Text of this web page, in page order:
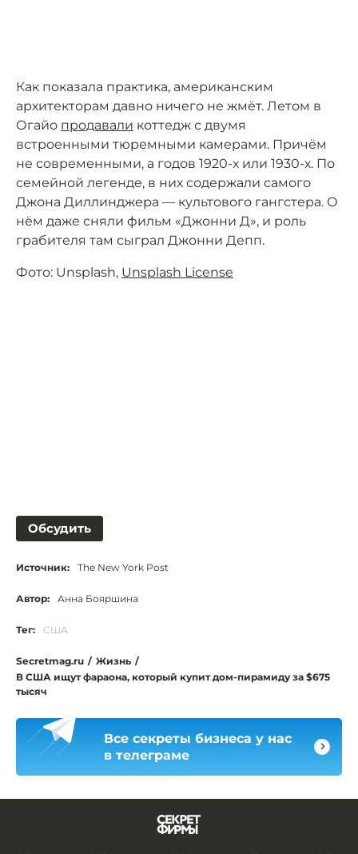
Как показала практика, американским
архитекторам давно ничего не жмёт. Летом в
Огайо продавали коттедж с двумя
встроенными тюремными камерами. Причём
не современными, а годов 1920-х или 1930-х. По
семейной легенде, в них содержали самого
Джона Диллинджера — культового гангстера. О
нём даже сняли фильм «Джонни Д», и роль
грабителя там сыграл Джонни Депп.
Фото: Unsplash, Unsplash License
Обсудить
Источник: The New York Post
Автор: Анна Бояршина
Тег: США
Secretmag.ru / Жизнь /
В США ищут фараона, который купит дом-пирамиду за $675
тысяч
Все секреты бизнеса у нас
в телеграме